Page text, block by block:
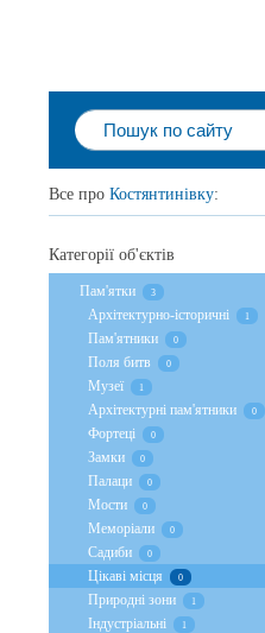
Все про Костянтинівку:
Категорії об'єктів
Пам'ятки 3
Архітектурно-історичні 1
Пам'ятники 0
Поля битв 0
Музеї 1
Архітектурні пам'ятники 0
Фортеці 0
Замки 0
Палаци 0
Мости 0
Меморіали 0
Садиби 0
Цікаві місця 0
Природні зони 1
Індустріальні 1